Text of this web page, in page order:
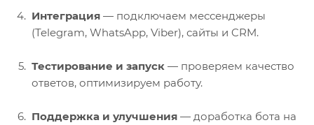
Интеграция — подключаем мессенджеры
(Telegram, WhatsApp, Viber), сайты и CRM.
Тестирование и запуск — проверяем качество
ответов, оптимизируем работу.
Поддержка и улучшения — доработка бота на